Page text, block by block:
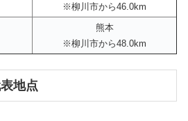
※柳川市から46.0km
熊本
※柳川市から48.0km
地点